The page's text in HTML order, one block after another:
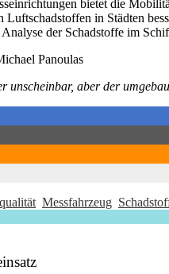
bietet die
Luftschadstoffen in Städten
der Schadstoffe im
Panoulas
unscheinbar, aber der
Messfahrzeug